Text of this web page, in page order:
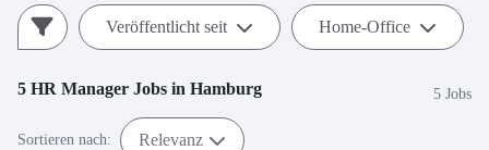
Veröffentlicht seit Home-Office
5 HR Manager Jobs in Hamburg 5 Jobs
Sortieren nach: Relevanz